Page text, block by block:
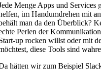
Menge Apps und Services
im Handumdrehen mit
man da den Überblick?
Perlen der
up rocken willst oder mit
diese Tools sind
hätten wir zum Beispiel